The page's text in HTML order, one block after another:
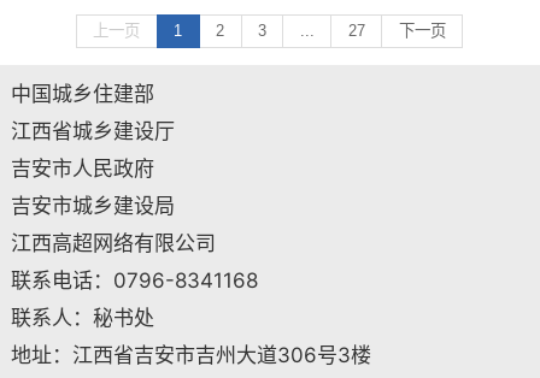
上一页 1 2 3 ... 27 下一页
中国城乡住建部
江西省城乡建设厅
吉安市人民政府
吉安市城乡建设局
江西高超网络有限公司
联系电话：0796-8341168
联系人：秘书处
地址：江西省吉安市吉州大道306号3楼